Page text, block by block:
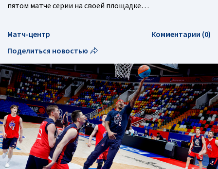
пятом матче серии на своей площадке…
Матч-центр
Комментарии (0)
Поделиться новостью